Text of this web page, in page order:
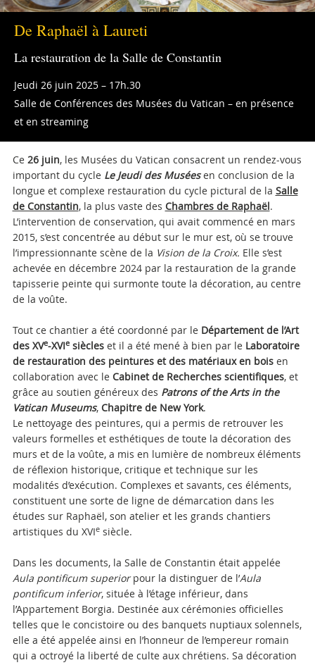
De Raphaël à Laureti
La restauration de la Salle de Constantin
Jeudi 26 juin 2025 – 17h.30
Salle de Conférences des Musées du Vatican – en présence
et en streaming
Ce 26 juin, les Musées du Vatican consacrent un rendez-vous
important du cycle Le Jeudi des Muséesen conclusion de la
longue et complexe restauration du cycle pictural de la Salle
de Constantin, la plus vaste des Chambres de Raphaël.
L’intervention de conservation, qui avait commencé en mars
2015, s’est concentrée au début sur le mur est, où se trouve
l’impressionnante scène de la Vision de la Croix. Elle s’est
achevée en décembre 2024 par la restauration de la grande
tapisserie peinte qui surmonte toute la décoration, au centre
de la voûte.
Tout ce chantier a été coordonné par le Département de l’Art
des XVe-XVIesiècleset il a été mené à bien par le Laboratoire
de restauration des peintures et des matériaux en bois en
collaboration avec le Cabinet de Recherches scientifiques, et
grâce au soutien généreux des Patrons of the Arts in the
Vatican Museums,Chapitre de New York.
Le nettoyage des peintures, qui a permis de retrouver les
valeurs formelles et esthétiques de toute la décoration des
murs et de la voûte, a mis en lumière de nombreux éléments
de réflexion historique, critique et technique sur les
modalités d’exécution. Complexes et savants, ces éléments,
constituent une sorte de ligne de démarcation dans les
études sur Raphaël, son atelier et les grands chantiers
artistiques du XVIesiècle.
Dans les documents, la Salle de Constantin était appelée
Aula pontificum superiorpour la distinguer de l’Aula
pontificum inferior, située à l’étage inférieur, dans
l’Appartement Borgia. Destinée aux cérémonies officielles
telles que le concistoire ou des banquets nuptiaux solennels,
elle a été appelée ainsi en l’honneur de l’empereur romain
qui a octroyé la liberté de culte aux chrétiens. Sa décoration